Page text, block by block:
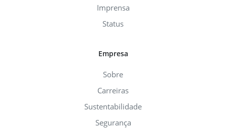
Imprensa
Status
Empresa
Sobre
Carreiras
Sustentabilidade
Segurança